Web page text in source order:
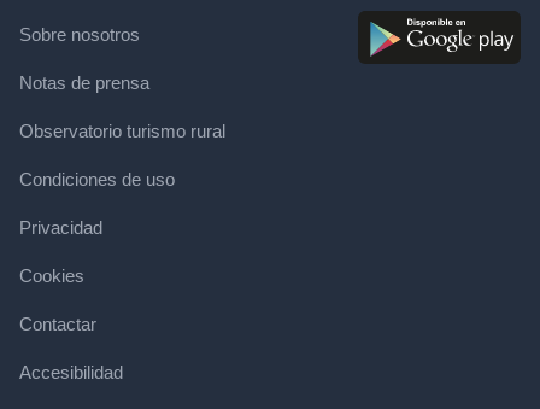
Sobre nosotros
Notas de prensa
Observatorio turismo rural
Condiciones de uso
Privacidad
Cookies
Contactar
Accesibilidad